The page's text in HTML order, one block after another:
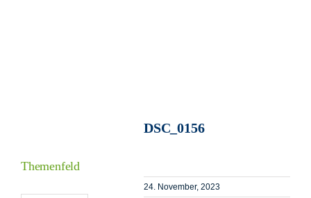
DSC_0156
24. November, 2023
Themenfeld